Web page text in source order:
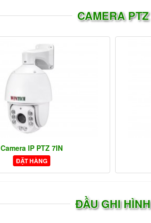
CAMERA PTZ
Camera IP PTZ 7IN
ĐẶT HÀNG
ĐẦU GHI HÌNH